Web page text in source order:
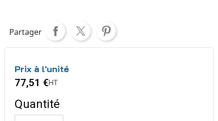
Partager
Prix à l'unité
77,51 €HT
Quantité